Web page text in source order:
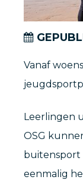
Vanaf
Leerlingen
OSG
buitensport
eenmalig